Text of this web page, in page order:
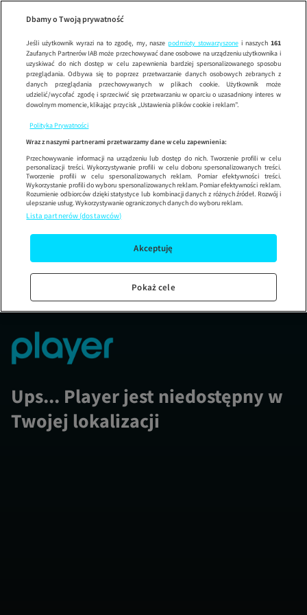
Wypróbuj aplikację mobilną
Korzystaj z łatwiejszej nawigacji i ciesz się szybszym
Ups... Player jest niedostępny w
Twojej lokalizacji
Dbamy o Twoją prywatność
Jeśli użytkownik wyrazi na to zgodę, my, nasze podmioty stowarzyszonei naszych 161
Zaufanych Partnerów IAB może przechowywać dane osobowe na urządzeniu użytkownika i
uzyskiwać do nich dostęp w celu zapewnienia bardziej spersonalizowanego sposobu
przeglądania. Odbywa się to poprzez przetwarzanie danych osobowych zebranych z
danych przeglądania przechowywanych w plikach cookie. Użytkownik może
udzielić/wycofać zgodę i sprzeciwić się przetwarzaniu w oparciu o uzasadniony interes w
dowolnym momencie, klikając przycisk „Ustawienia plików cookie i reklam”.
Polityka Prywatności
Wraz z naszymi partnerami przetwarzamy dane w celu zapewnienia:
Przechowywanie informacji na urządzeniu lub dostęp do nich. Tworzenie profili w celu
personalizacji treści. Wykorzystywanie profili w celu doboru spersonalizowanych treści.
Tworzenie profili w celu spersonalizowanych reklam. Pomiar efektywności treści.
Wykorzystanie profili do wyboru spersonalizowanych reklam. Pomiar efektywności reklam.
Rozumienie odbiorców dzięki statystyce lub kombinacji danych z różnych źródeł. Rozwój i
ulepszanie usług. Wykorzystywanie ograniczonych danych do wyboru reklam.
Lista partnerów (dostawców)
Akceptuję
Pokaż cele